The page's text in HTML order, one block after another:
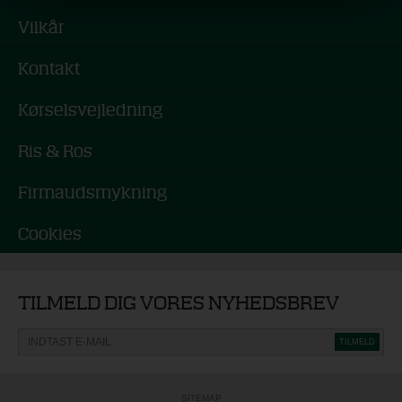
Vilkår
Kontakt
Kørselsvejledning
Ris & Ros
Firmaudsmykning
Cookies
TILMELD DIG VORES NYHEDSBREV